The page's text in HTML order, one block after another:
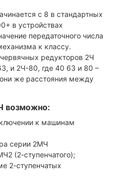
с 8 в стандартных
в устройствах
передаточного числа
к классу.
редукторов 2Ч
и 2Ч-80, где 40 63 и 80 –
же расстояния между
возможно:
к машинам
серии 2МЧ
(2-ступенчатого);
2-ступенчатых